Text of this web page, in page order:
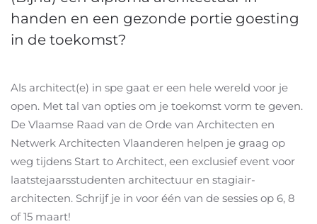
handen en een gezonde portie goesting
in de toekomst?
Als architect(e) in spe gaat er een hele wereld voor je
open. Met tal van opties om je toekomst vorm te geven.
De Vlaamse Raad van de Orde van Architecten en
Netwerk Architecten Vlaanderen helpen je graag op
weg tijdens Start to Architect, een exclusief event voor
laatstejaarsstudenten architectuur en stagiair-
architecten. Schrijf je in voor één van de sessies op 6, 8
of 15 maart!